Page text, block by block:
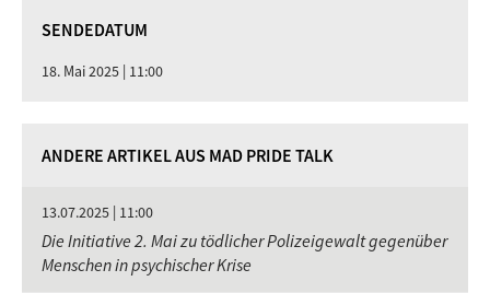
SENDEDATUM
18. Mai 2025 | 11:00
ANDERE ARTIKEL AUS MAD PRIDE TALK
13.07.2025 | 11:00
Die Initiative 2. Mai zu tödlicher Polizeigewalt gegenüber
Menschen in psychischer Krise